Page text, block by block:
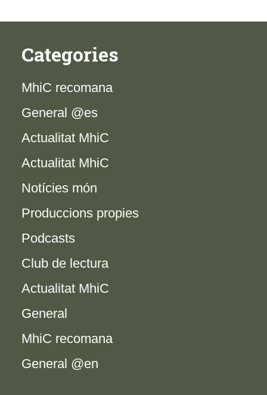
Categories
MhiC recomana
General @es
Actualitat MhiC
Actualitat MhiC
Notícies món
Produccions propies
Podcasts
Club de lectura
Actualitat MhiC
General
MhiC recomana
General @en